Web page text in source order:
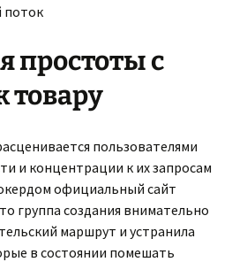
поток
простоты с
товару
пользователями
и концентрации к их запросам
официальный сайт
группа создания внимательно
маршрут и устранила
в состоянии помешать